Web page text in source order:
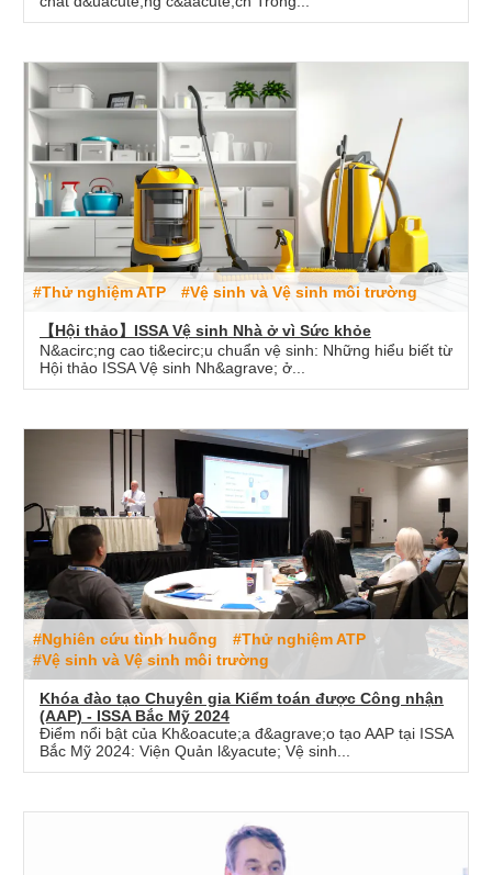
【Hội thảo】ISSA Vệ sinh Nhà ở vì Sức khỏe
N&acirc;ng cao ti&ecirc;u chuẩn vệ sinh: Những hiểu biết từ
Hội thảo ISSA Vệ sinh Nh&agrave; ở...
#Thử nghiệm ATP #Vệ sinh và Vệ sinh môi trường
Khóa đào tạo Chuyên gia Kiểm toán được Công nhận
(AAP) - ISSA Bắc Mỹ 2024
Điểm nổi bật của Kh&oacute;a đ&agrave;o tạo AAP tại ISSA
Bắc Mỹ 2024: Viện Quản l&yacute; Vệ sinh...
#Nghiên cứu tình huống
#Thử nghiệm ATP
#Vệ sinh và Vệ sinh môi trường